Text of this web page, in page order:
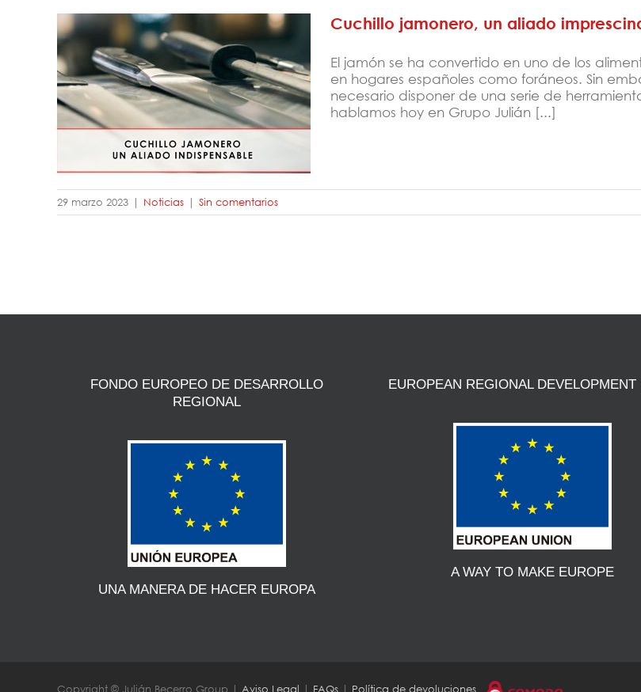
Cuchillo jamonero, un aliado
imprescindible
Cuchillo jamonero, un aliado
El jamón se ha convertido en uno de los
en hogares españoles como foráneos. Sin
necesario disponer de una serie de
hablamos hoy en Grupo Julián [...]
29 marzo 2023 | Noticias | Sin comentarios
FONDO EUROPEO DE DESARROLLO
REGIONAL
UNA MANERA DE HACER EUROPA
EUROPEAN REGIONAL DEVELOPMENT
A WAY TO MAKE EUROPE